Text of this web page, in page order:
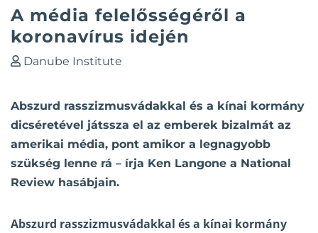
A média felelősségéről a
koronavírus idején
Danube Institute
Abszurd rasszizmusvádakkal és a kínai kormány
dicséretével játssza el az emberek bizalmát az
amerikai média, pont amikor a legnagyobb
szükség lenne rá – írja Ken Langone a National
Review hasábjain.
Abszurd rasszizmusvádakkal és a kínai kormány